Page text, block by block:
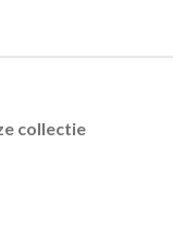
collectie